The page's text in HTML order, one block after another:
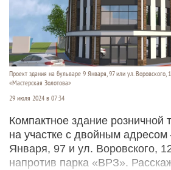
Проект здания на бульваре 9 Января, 97 или ул. Воровского,
«Мастерская Золотова»
29 июля 2024 в 07:34
Компактное здание розничной
на участке с двойным адресом
Января, 97 и ул. Воровского,
напротив парка «ВРЗ».